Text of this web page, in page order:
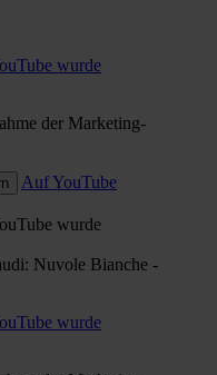
wurde
der Marketing-
Auf YouTube
wurde
Nuvole Bianche -
wurde